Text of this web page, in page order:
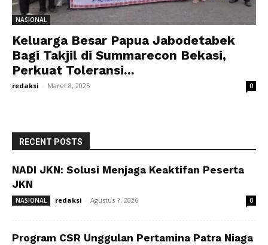
NASIONAL
Keluarga Besar Papua Jabodetabek
Bagi Takjil di Summarecon Bekasi,
Perkuat Toleransi...
redaksi - Maret 8, 2025 0
RECENT POSTS
NADI JKN: Solusi Menjaga Keaktifan Peserta
JKN
NASIONAL redaksi - Agustus 7, 2026 0
Program CSR Unggulan Pertamina Patra Niaga